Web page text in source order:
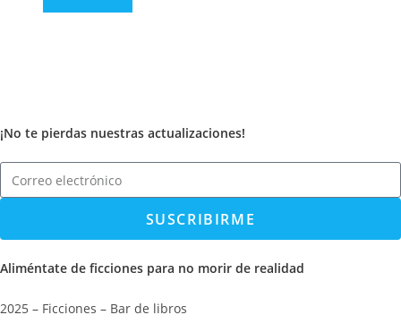
¡No te pierdas nuestras actualizaciones!
SUSCRIBIRME
Aliméntate de ficciones para no morir de realidad
2025 – Ficciones – Bar de libros